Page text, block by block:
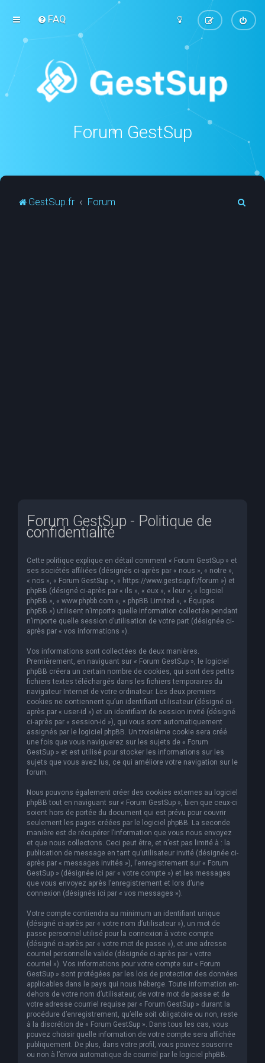
FAQ
Forum GestSup
GestSup.fr Forum
Forum GestSup - Politique de
confidentialité
Cette politique explique en détail comment « Forum GestSup » et
ses sociétés affiliées (désignés ci-après par « nous », « notre »,
« nos », « Forum GestSup », « https://www.gestsup.fr/forum ») et
phpBB (désigné ci-après par « ils », « eux », « leur », « logiciel
phpBB », « www.phpbb.com », « phpBB Limited », « Équipes
phpBB ») utilisent n’importe quelle information collectée pendant
n’importe quelle session d’utilisation de votre part (désignée ci-
après par « vos informations »).
Vos informations sont collectées de deux manières.
Premièrement, en naviguant sur « Forum GestSup », le logiciel
phpBB créera un certain nombre de cookies, qui sont des petits
fichiers textes téléchargés dans les fichiers temporaires du
navigateur Internet de votre ordinateur. Les deux premiers
cookies ne contiennent qu’un identifiant utilisateur (désigné ci-
après par « user-id ») et un identifiant de session invité (désigné
ci-après par « session-id »), qui vous sont automatiquement
assignés par le logiciel phpBB. Un troisième cookie sera créé
une fois que vous naviguerez sur les sujets de « Forum
GestSup » et est utilisé pour stocker les informations sur les
sujets que vous avez lus, ce qui améliore votre navigation sur le
forum.
Nous pouvons également créer des cookies externes au logiciel
phpBB tout en naviguant sur « Forum GestSup », bien que ceux-ci
soient hors de portée du document qui est prévu pour couvrir
seulement les pages créées par le logiciel phpBB. La seconde
manière est de récupérer l’information que vous nous envoyez
et que nous collectons. Ceci peut être, et n’est pas limité à : la
publication de message en tant qu’utilisateur invité (désignée ci-
après par « messages invités »), l’enregistrement sur « Forum
GestSup » (désignée ici par « votre compte ») et les messages
que vous envoyez après l’enregistrement et lors d’une
connexion (désignés ici par « vos messages »).
Votre compte contiendra au minimum un identifiant unique
(désigné ci-après par « votre nom d’utilisateur »), un mot de
passe personnel utilisé pour la connexion à votre compte
(désigné ci-après par « votre mot de passe »), et une adresse
courriel personnelle valide (désignée ci-après par « votre
courriel »). Vos informations pour votre compte sur « Forum
GestSup » sont protégées par les lois de protection des données
applicables dans le pays qui nous héberge. Toute information en-
dehors de votre nom d’utilisateur, de votre mot de passe et de
votre adresse courriel requise par « Forum GestSup » durant la
procédure d’enregistrement, qu’elle soit obligatoire ou non, reste
à la discrétion de « Forum GestSup ». Dans tous les cas, vous
pouvez choisir quelle information de votre compte sera affichée
publiquement. De plus, dans votre profil, vous pouvez souscrire
ou non à l’envoi automatique de courriel par le logiciel phpBB.